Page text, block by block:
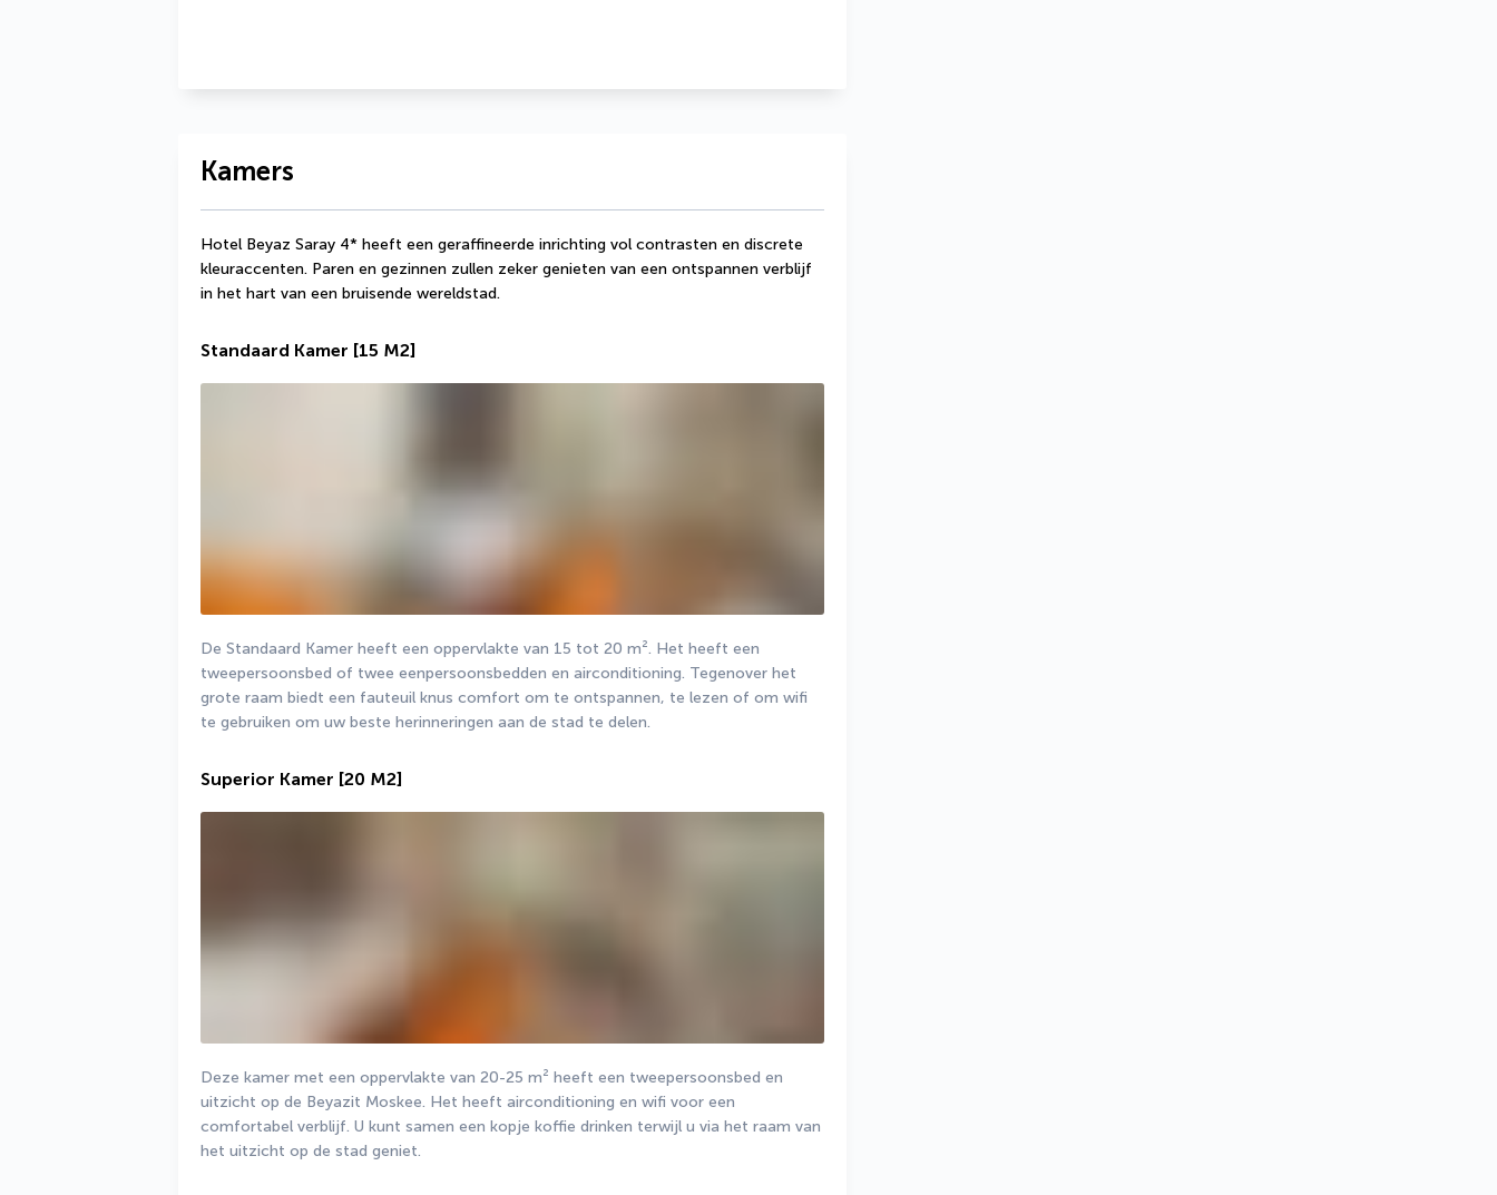
Kamers
Hotel Beyaz Saray 4* heeft een geraffineerde inrichting vol contrasten en discrete
kleuraccenten. Paren en gezinnen zullen zeker genieten van een ontspannen verblijf
in het hart van een bruisende wereldstad.
Standaard Kamer [15 M2]
De Standaard Kamer heeft een oppervlakte van 15 tot 20 m². Het heeft een
tweepersoonsbed of twee eenpersoonsbedden en airconditioning. Tegenover het
grote raam biedt een fauteuil knus comfort om te ontspannen, te lezen of om wifi
te gebruiken om uw beste herinneringen aan de stad te delen.
Superior Kamer [20 M2]
Deze kamer met een oppervlakte van 20-25 m² heeft een tweepersoonsbed en
uitzicht op de Beyazit Moskee. Het heeft airconditioning en wifi voor een
comfortabel verblijf. U kunt samen een kopje koffie drinken terwijl u via het raam van
het uitzicht op de stad geniet.